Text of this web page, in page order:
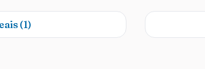
(1)